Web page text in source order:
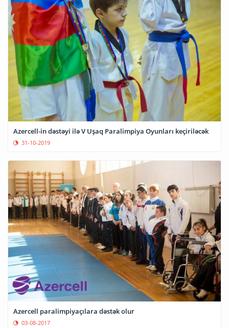
Azercell-in dəstəyi ilə V Uşaq Paralimpiya Oyunları keçiriləcək
31-10-2019
Azercell paralimpiyaçılara dəstək olur
03-08-2017